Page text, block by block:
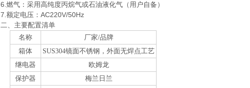
6.燃气：采用高纯度丙烷气或石油液化气（用户自备）
7.额定电压：AC220V/50Hz
二、 主要配置清单
名称
厂家/品牌
箱体
SUS304镜面不锈钢，外面无焊点工艺
继电器
欧姆龙
保护器
梅兰日兰